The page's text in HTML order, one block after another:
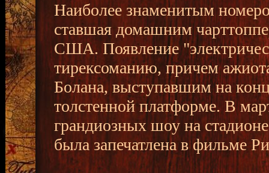
Наиболее знаменитым
ставшая домашним
США. Появление
тирексоманию, причем
Болана, выступавшим на
толстенной платформе. В
грандиозных шоу на
была запечатлена в фильме